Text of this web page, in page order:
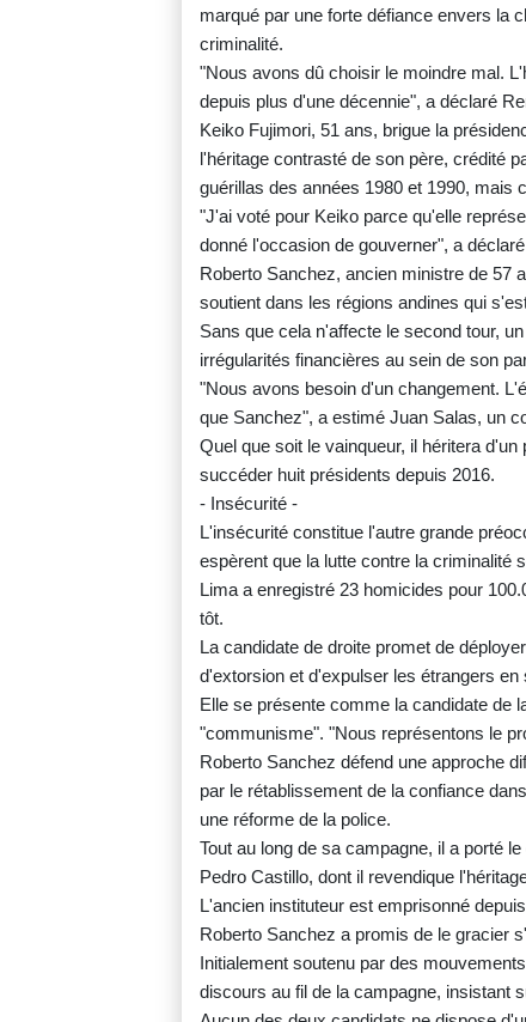
marqué par une forte défiance envers la
criminalité.
"Nous avons dû choisir le moindre mal.
depuis plus d'une décennie", a déclaré
Keiko Fujimori, 51 ans, brigue la
l'héritage contrasté de son père, crédité
guérillas des années 1980 et 1990, mais
"J'ai voté pour Keiko parce qu'elle
donné l'occasion de gouverner", a
Roberto Sanchez, ancien ministre de 57
soutient dans les régions andines qui
Sans que cela n'affecte le second tour,
irrégularités financières au sein de son
"Nous avons besoin d'un changement.
que Sanchez", a estimé Juan Salas, un
Quel que soit le vainqueur, il héritera
succéder huit présidents depuis 2016.
- Insécurité -
L'insécurité constitue l'autre grande
espèrent que la lutte contre la criminalité
Lima a enregistré 23 homicides pour
tôt.
La candidate de droite promet de
d'extorsion et d'expulser les étrangers
Elle se présente comme la candidate de
"communisme". "Nous représentons le
Roberto Sanchez défend une approche
par le rétablissement de la confiance
une réforme de la police.
Tout au long de sa campagne, il a porté
Pedro Castillo, dont il revendique
L'ancien instituteur est emprisonné
Roberto Sanchez a promis de le gracier
Initialement soutenu par des
discours au fil de la campagne, insistant